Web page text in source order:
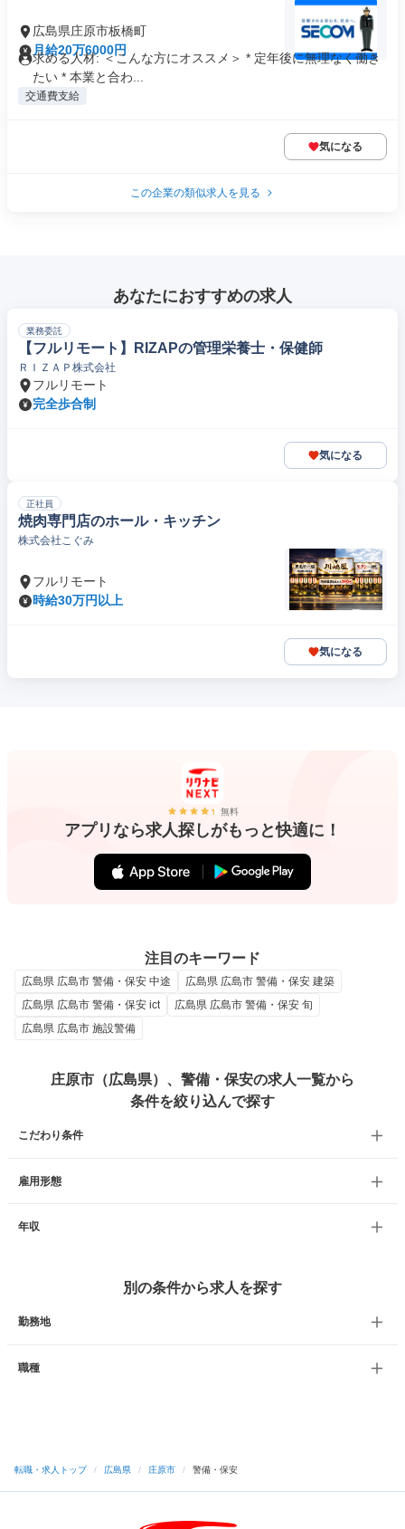
広島県庄原市板橋町
月給20万6000円
求める人材: ＜こんな方にオススメ＞ * 定年後に無理なく働き
たい * 本業と合わ...
交通費支給
気になる
この企業の類似求人を見る
あなたにおすすめの求人
業務委託
【フルリモート】RIZAPの管理栄養士・保健師
ＲＩＺＡＰ株式会社
フルリモート
完全歩合制
気になる
正社員
焼肉専門店のホール・キッチン
株式会社こぐみ
フルリモート
時給30万円以上
気になる
無料
アプリなら求人探しがもっと快適に！
注目のキーワード
広島県 広島市 警備・保安 中途
広島県 広島市 警備・保安 建築
広島県 広島市 警備・保安 ict
広島県 広島市 警備・保安 旬
広島県 広島市 施設警備
庄原市（広島県）、警備・保安の求人一覧から
条件を絞り込んで探す
こだわり条件
雇用形態
年収
別の条件から求人を探す
勤務地
職種
転職・求人トップ / 広島県 / 庄原市 / 警備・保安